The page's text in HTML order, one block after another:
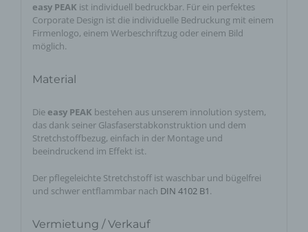
easy PEAK ist individuell bedruckbar. Für ein perfektes
Corporate Design ist die individuelle Bedruckung mit einem
Firmenlogo, einem Werbeschriftzug oder einem Bild
möglich.
Material
Die easy PEAK bestehen aus unserem innolution system,
das dank seiner Glasfaserstabkonstruktion und dem
Stretchstoffbezug, einfach in der Montage und
beeindruckend im Effekt ist.
Der pflegeleichte Stretchstoff ist waschbar und bügelfrei
und schwer entflammbar nach DIN 4102 B1.
Vermietung / Verkauf